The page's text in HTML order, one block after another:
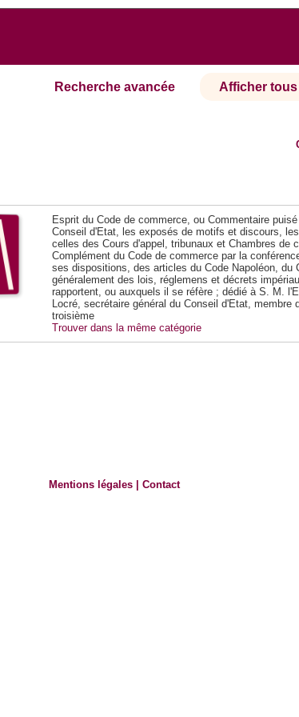
Recherche avancée Afficher
Esprit du Code de commerce, ou Commentaire
Conseil d'Etat, les exposés de motifs et discours,
celles des Cours d'appel, tribunaux et Chambres de
Complément du Code de commerce par la
ses dispositions, des articles du Code Napoléon, du
généralement des lois, réglemens et décrets
rapportent, ou auxquels il se réfère ; dédié à S. M.
Locré, secrétaire général du Conseil d'Etat, membre
troisième
Trouver dans la même catégorie
Mentions légales |Contact